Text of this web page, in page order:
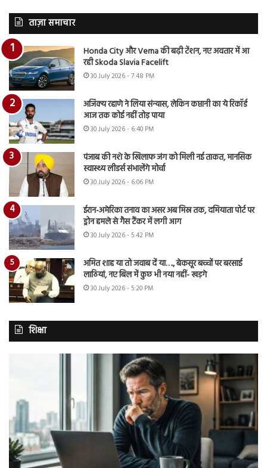
ताज़ा समाचार
Honda City और Verna की बढ़ी टेंशन, नए अवतार में आ
रही Skoda Slavia Facelift
30 July 2026 - 7:48 PM
अजिंक्य रहाणे ने लिया संन्यास, लेकिन कप्तानी का ये रिकॉर्ड
आज तक कोई नहीं तोड़ पाया
30 July 2026 - 6:40 PM
पंजाब की नशे के खिलाफ जंग को मिली नई ताकत, मानसिक
स्वास्थ्य लीडर्स संभालेंगे मोर्चा
30 July 2026 - 6:06 PM
ईरान-अमेरिका तनाव का असर अब मिस्र तक, दमियाता पोर्ट पर
ड्रोन हमले से गैस टैंकर में लगी आग
30 July 2026 - 5:42 PM
अमित शाह या तो जवाब दें या…., बेकसूर बच्चों पर बरसाई
लाठियां, नए बिल में कुछ भी नया नहीं- खड़गे
30 July 2026 - 5:20 PM
शिक्षा